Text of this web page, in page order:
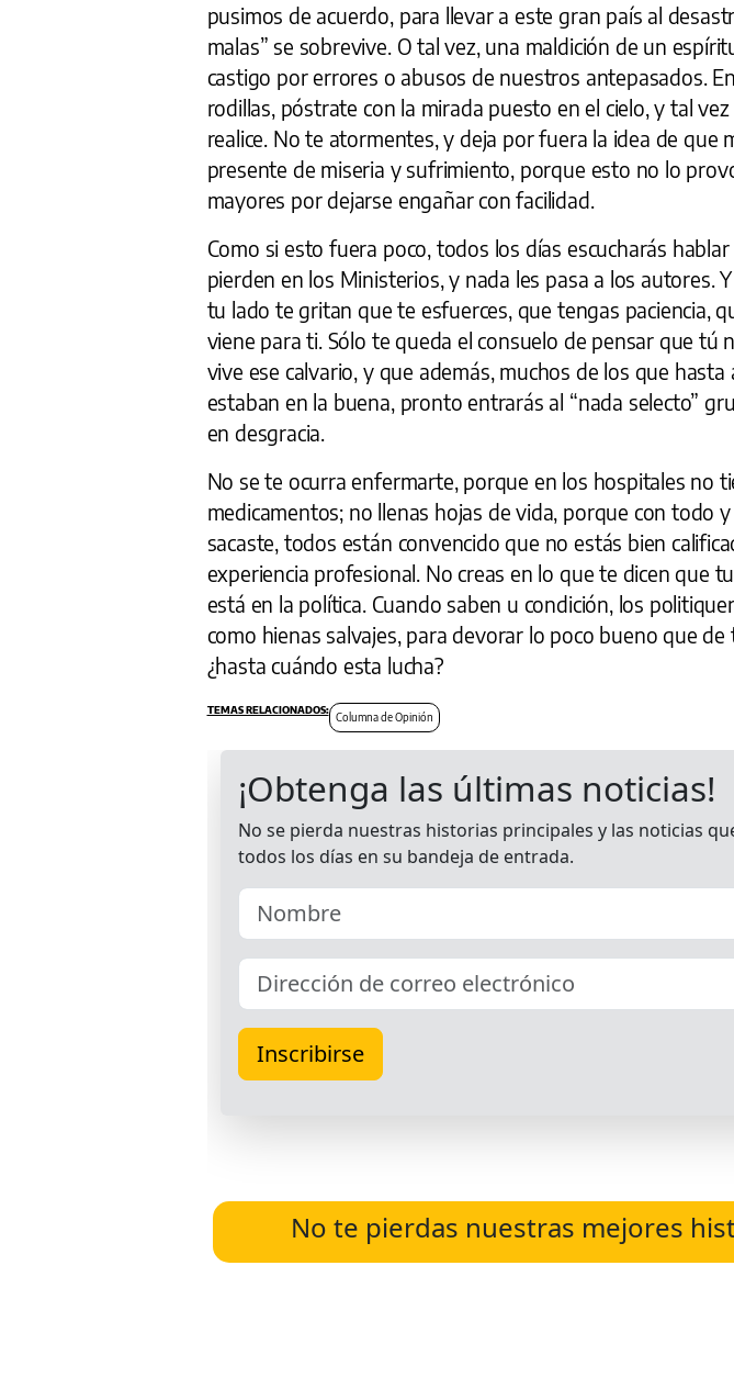
pusimos de acuerdo, para llevar a este gran país al
malas” se sobrevive. O tal vez, una maldición de un
castigo por errores o abusos de nuestros antepasados.
rodillas, póstrate con la mirada puesto en el cielo, y tal
realice. No te atormentes, y deja por fuera la idea de que
presente de miseria y sufrimiento, porque esto no lo
mayores por dejarse engañar con facilidad.
Como si esto fuera poco, todos los días escucharás
pierden en los Ministerios, y nada les pasa a los autores.
tu lado te gritan que te esfuerces, que tengas paciencia,
viene para ti. Sólo te queda el consuelo de pensar que tú
vive ese calvario, y que además, muchos de los que hasta
estaban en la buena, pronto entrarás al “nada selecto”
en desgracia.
No se te ocurra enfermarte, porque en los hospitales no
medicamentos; no llenas hojas de vida, porque con todo
sacaste, todos están convencido que no estás bien
experiencia profesional. No creas en lo que te dicen que
está en la política. Cuando saben u condición, los
como hienas salvajes, para devorar lo poco bueno que de
¿hasta cuándo esta lucha?
Columna de Opinión
No te pierdas nuestras mejores